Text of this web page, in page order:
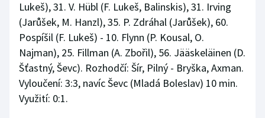
Lukeš), 31. V. Hübl (F. Lukeš, Balinskis), 31. Irving
(Jarůšek, M. Hanzl), 35. P. Zdráhal (Jarůšek), 60.
Pospíšil (F. Lukeš) - 10. Flynn (P. Kousal, O.
Najman), 25. Fillman (A. Zbořil), 56. Jääskeläinen (D.
Šťastný, Ševc). Rozhodčí: Šír, Pilný - Bryška, Axman.
Vyloučení: 3:3, navíc Ševc (Mladá Boleslav) 10 min.
Využití: 0:1.